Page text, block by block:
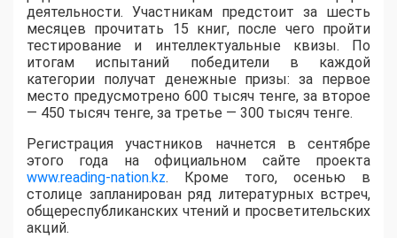
деятельности. Участникам предстоит за шесть
месяцев прочитать 15 книг, после чего пройти
тестирование и интеллектуальные квизы. По
итогам испытаний победители в каждой
категории получат денежные призы: за первое
место предусмотрено 600 тысяч тенге, за второе
— 450 тысяч тенге, за третье — 300 тысяч тенге.
Регистрация участников начнется в сентябре
этого года на официальном сайте проекта
www.reading-nation.kz. Кроме того, осенью в
столице запланирован ряд литературных встреч,
общереспубликанских чтений и просветительских
акций.